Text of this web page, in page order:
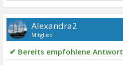
Alexandra2
Mitglied
✔ Bereits empfohlene Antwort